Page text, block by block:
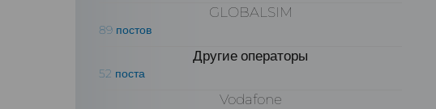
GLOBALSIM
89 постов
Другие операторы
52 поста
Vodafone